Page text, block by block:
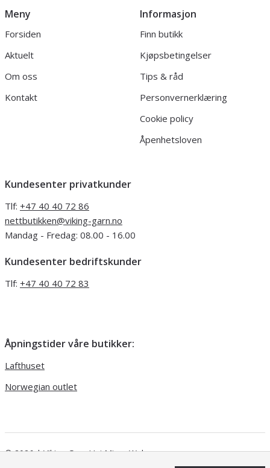
Meny
Forsiden
Aktuelt
Om oss
Kontakt
Informasjon
Finn butikk
Kjøpsbetingelser
Tips & råd
Personvernerklæring
Cookie policy
Åpenhetsloven
Kundesenter privatkunder
Tlf: +47 40 40 72 86
nettbutikken@viking-garn.no
Mandag - Fredag: 08.00 - 16.00
Kundesenter bedriftskunder
Tlf: +47 40 40 72 83
Åpningstider våre butikker:
Lafthuset
Norwegian outlet
© 2026 | Viking Garn Uni Micro Web